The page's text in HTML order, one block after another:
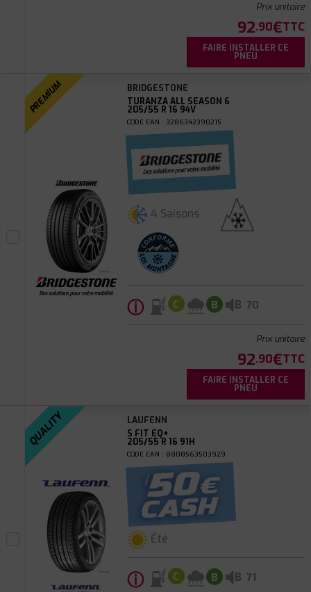
Prix unitaire
92.90€TTC
FAIRE INSTALLER CE
PNEU
PREMIUM
BRIDGESTONE
TURANZA ALL SEASON 6
205/55 R 16 94V
CODE EAN : 3286342390215
4 Saisons
ⓘ C B B 70
Prix unitaire
92.90€TTC
FAIRE INSTALLER CE
PNEU
QUALITY
LAUFENN
S FIT EQ+
205/55 R 16 91H
CODE EAN : 8808563503929
Été
ⓘ C B B 71